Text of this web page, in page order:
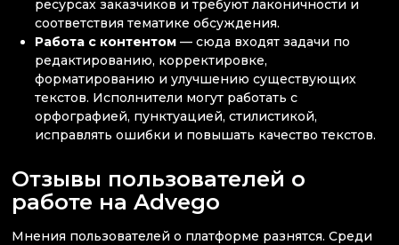
ресурсах заказчиков и требуют лаконичности и
соответствия тематике обсуждения.
Работа с контентом — сюда входят задачи по
редактированию, корректировке,
форматированию и улучшению существующих
текстов. Исполнители могут работать с
орфографией, пунктуацией, стилистикой,
исправлять ошибки и повышать качество текстов.
Отзывы пользователей о
работе на Advego
Мнения пользователей о платформе разнятся. Среди